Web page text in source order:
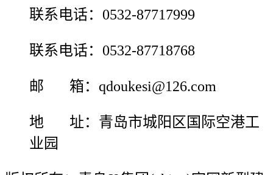
联系电话：0532-87717999
联系电话：0532-87718768
邮 箱：qdoukesi@126.com
地 址：青岛市城阳区国际空港工
业园